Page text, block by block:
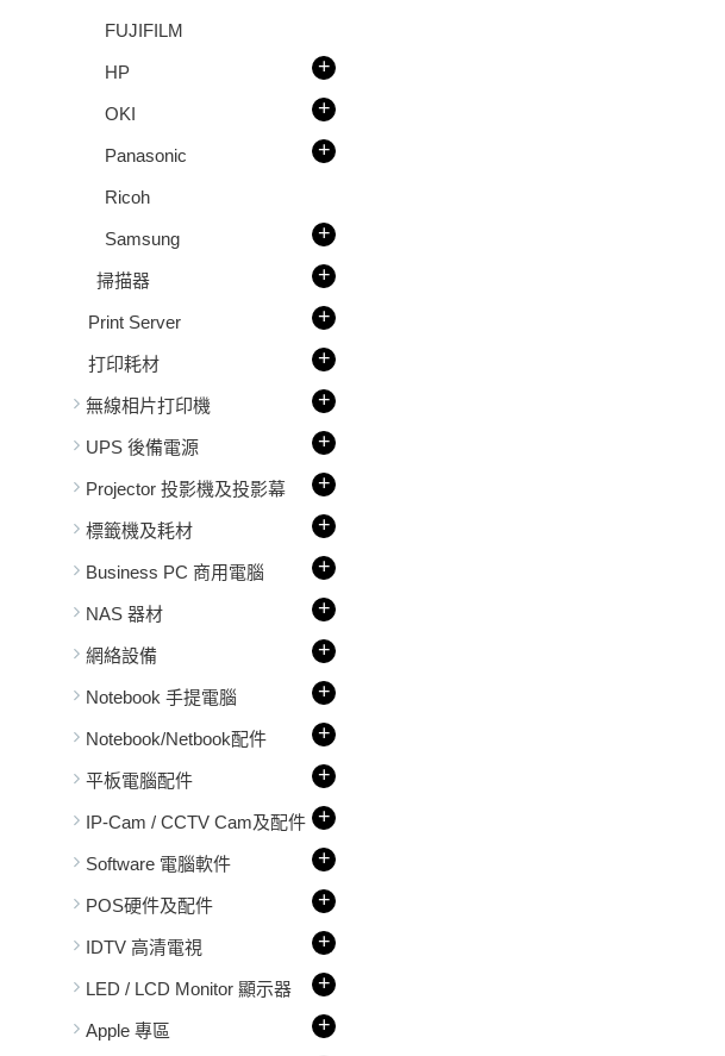
FUJIFILM
HP +
OKI +
Panasonic +
Ricoh
Samsung +
掃描器 +
Print Server +
打印耗材 +
無線相片打印機 +
UPS 後備電源 +
Projector 投影機及投影幕 +
標籤機及耗材 +
Business PC 商用電腦 +
NAS 器材 +
網絡設備 +
Notebook 手提電腦 +
Notebook/Netbook配件 +
平板電腦配件 +
IP-Cam / CCTV Cam及配件 +
Software 電腦軟件 +
POS硬件及配件 +
IDTV 高清電視 +
LED / LCD Monitor 顯示器 +
Apple 專區 +